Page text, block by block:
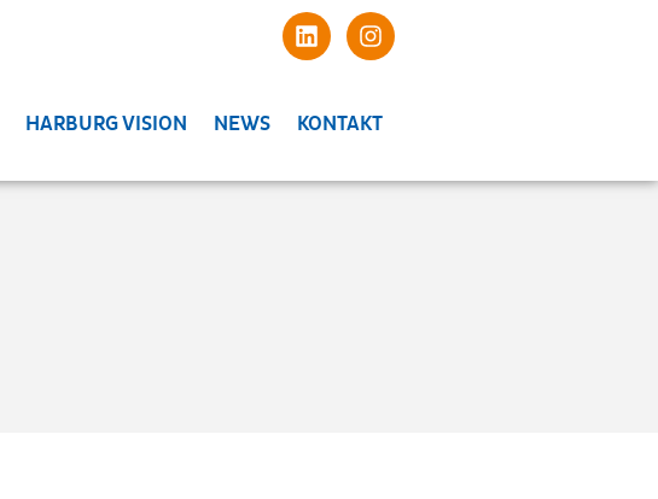
HARBURG VISION NEWS KONTAKT